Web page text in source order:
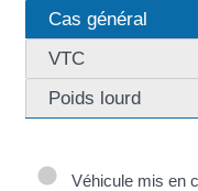
Cas général
VTC
Poids lourd
Véhicule mis en